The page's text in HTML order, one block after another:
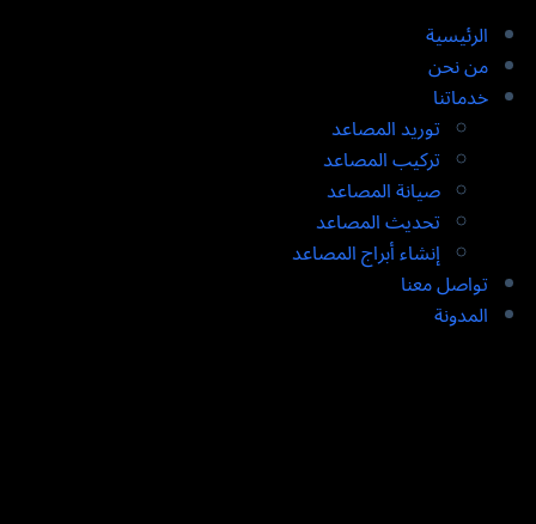
الرئيسية
من نحن
خدماتنا
توريد المصاعد​
تركيب المصاعد ​
صيانة المصاعد​
تحديث المصاعد​
إنشاء أبراج المصاعد​
تواصل معنا
المدونة